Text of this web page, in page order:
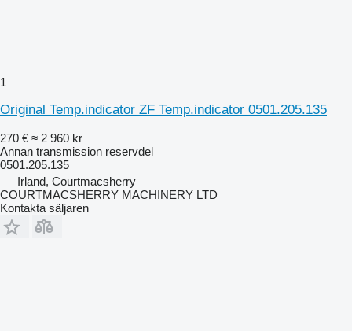
1
Original Temp.indicator ZF Temp.indicator 0501.205.135
270 € ≈ 2 960 kr
Annan transmission reservdel
0501.205.135
Irland, Courtmacsherry
COURTMACSHERRY MACHINERY LTD
Kontakta säljaren